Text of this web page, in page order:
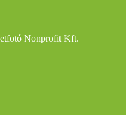
Nonprofit Kft.